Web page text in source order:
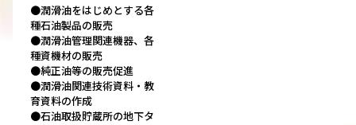
●潤滑油をはじめとする各
種石油製品の販売
●潤滑油管理関連機器、各
種資機材の販売
●純正油等の販売促進
●潤滑油関連技術資料・教
育資料の作成
●石油取扱貯蔵所の地下タ